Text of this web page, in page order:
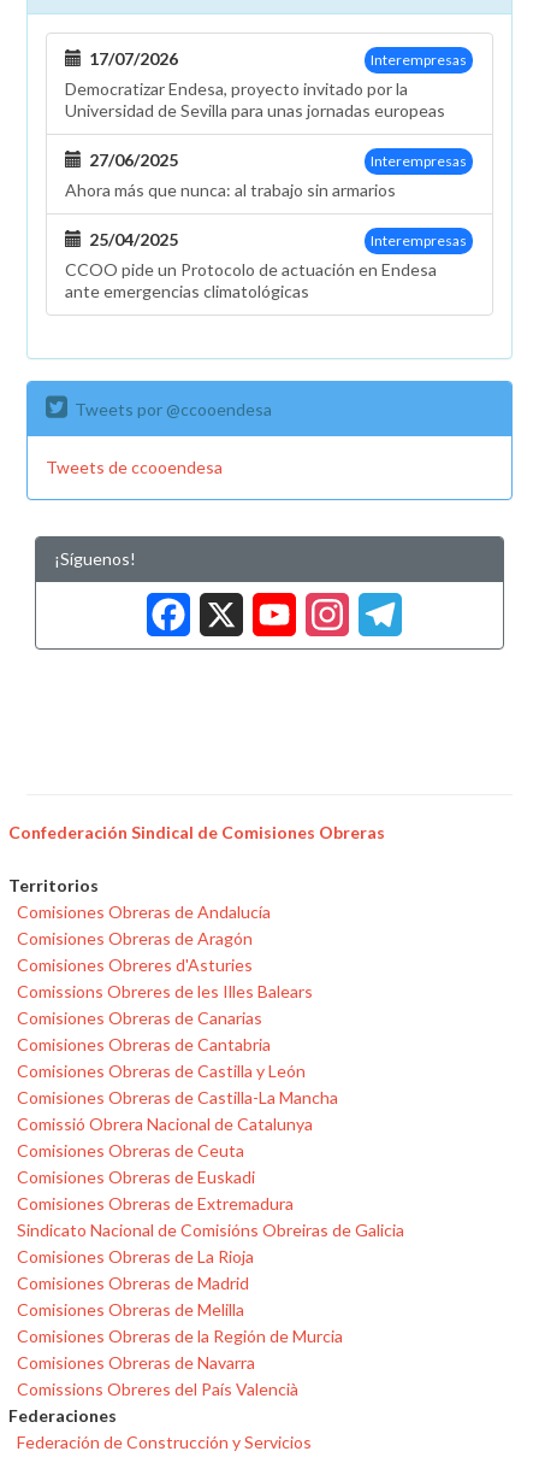
la
comisión
negociadora
del
V
para
dar
máxima
garantía
al
de
incorporación
de
las
empresas
funcional
convenio
Interempresas
17/07/2026
Democratizar Endesa, proyecto invitado por la
Universidad de Sevilla para unas jornadas europeas
Interempresas
27/06/2025
Ahora más que nunca: al trabajo sin armarios
Interempresas
25/04/2025
CCOO pide un Protocolo de actuación en Endesa
ante emergencias climatológicas
Tweets por @ccooendesa
Tweets de ccooendesa
¡Síguenos!
Facebook
X
Confederación Sindical de Comisiones Obreras
Territorios
Comisiones Obreras de Andalucía
Comisiones Obreras de Aragón
Comisiones Obreres d'Asturies
Comissions Obreres de les Illes Balears
Comisiones Obreras de Canarias
Comisiones Obreras de Cantabria
Comisiones Obreras de Castilla y León
Comisiones Obreras de Castilla-La Mancha
Comissió Obrera Nacional de Catalunya
Comisiones Obreras de Ceuta
Comisiones Obreras de Euskadi
Comisiones Obreras de Extremadura
Sindicato Nacional de Comisións Obreiras de Galicia
Comisiones Obreras de La Rioja
Comisiones Obreras de Madrid
Comisiones Obreras de Melilla
Comisiones Obreras de la Región de Murcia
Comisiones Obreras de Navarra
Comissions Obreres del País Valencià
Federaciones
Federación de Construcción y Servicios